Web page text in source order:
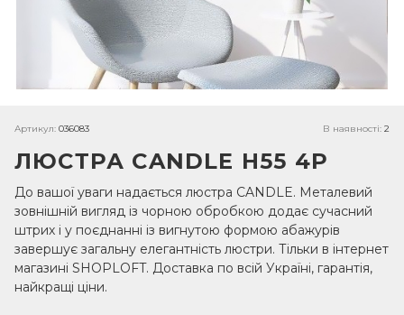
Артикул: 036083 В наявності: 2
ЛЮСТРА CANDLE H55 4P
До вашої уваги надається люстра CANDLE. Металевий
зовнішній вигляд із чорною обробкою додає сучасний
штрих і у поєднанні із вигнутою формою абажурів
завершує загальну елегантність люстри. Тільки в інтернет
магазині SHOPLOFT. Доставка по всій Україні, гарантія,
найкращі ціни.